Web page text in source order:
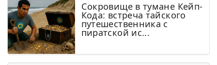
Сокровище в тумане Кейп-
Кода: встреча тайского
путешественника с
пиратской ис...